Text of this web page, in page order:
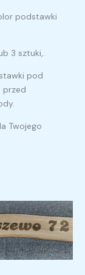
podstawki
3 sztuki,.
pod
przed
Twojego